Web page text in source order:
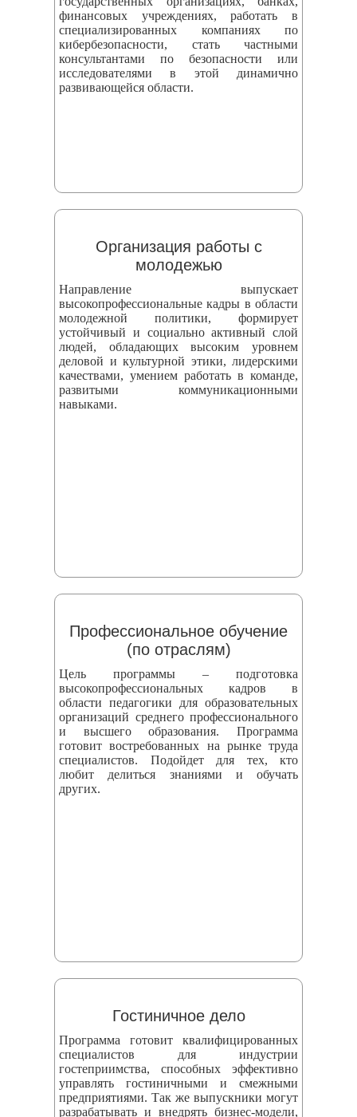
финансовых учреждениях, работать в
специализированных компаниях по
кибербезопасности, стать частными
консультантами по безопасности или
исследователями в этой динамично
развивающейся области.
Организация работы с
молодежью
Направление выпускает
высокопрофессиональные кадры в области
молодежной политики, формирует
устойчивый и социально активный слой
людей, обладающих высоким уровнем
деловой и культурной этики, лидерскими
качествами, умением работать в команде,
развитыми коммуникационными
навыками.
Профессиональное обучение
(по отраслям)
Цель программы – подготовка
высокопрофессиональных кадров в
области педагогики для образовательных
организаций среднего профессионального
и высшего образования. Программа
готовит востребованных на рынке труда
специалистов. Подойдет для тех, кто
любит делиться знаниями и обучать
других.
Гостиничное дело
Программа готовит квалифицированных
специалистов для индустрии
гостеприимства, способных эффективно
управлять гостиничными и смежными
предприятиями. Так же выпускники могут
разрабатывать и внедрять бизнес‑модели,